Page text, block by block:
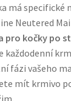
— Vysoký
psy
pro psy
má specifické
Neutered
pro kočky po
každodenní
fázi vašeho
mít krmivo